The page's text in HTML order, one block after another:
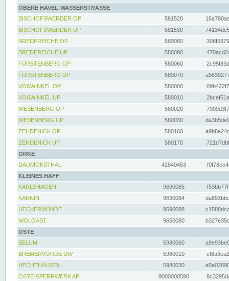
OBERE HAVEL-WASSERSTRASSE
BISCHOFSWERDER OP
581520
BISCHOFSWERDER UP
581530
BREDEREICHE OP
580080
BREDEREICHE UP
580090
FÜRSTENBERG OP
580060
FÜRSTENBERG UP
580070
VOßWINKEL OP
580000
VOßWINKEL UP
580010
WESENBERG OP
580020
WESENBERG UP
580030
ZEHDENICK OP
580160
ZEHDENICK UP
580170
ORKE
DALWIGKSTHAL
42840453
KLEINES HAFF
KARLSHAGEN
9690085
KARNIN
9690084
UECKERMÜNDE
9690088
WOLGAST
9650080
OSTE
BELUM
5980060
BREMERVÖRDE UW
5980010
HECHTHAUSEN
5980030
OSTE-SPERRWERK AP
9000000590